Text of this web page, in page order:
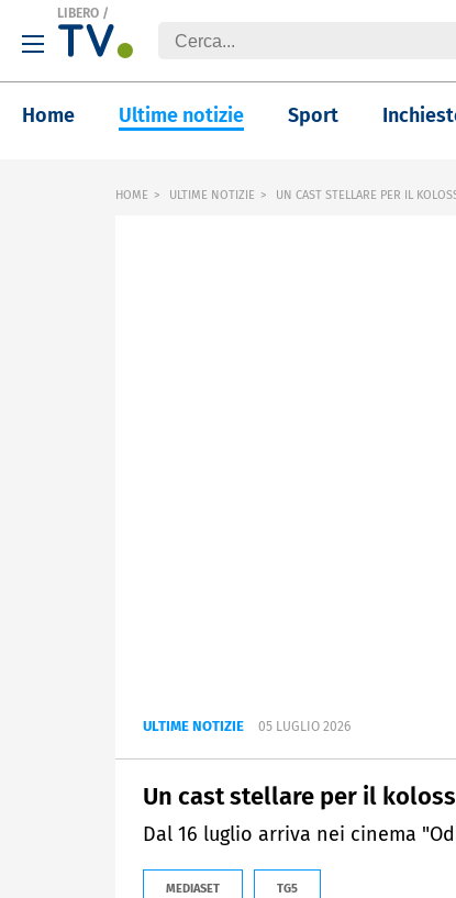
LIBERO /
Home Ultime notizie Sport
HOME ULTIME NOTIZIE UN CAST STELLARE PER IL
ULTIME NOTIZIE 05 LUGLIO 2026
Un cast stellare per il
Dal 16 luglio arriva nei cinema
MEDIASET TG5